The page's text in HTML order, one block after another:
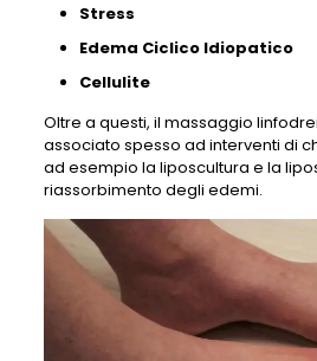
Stress
Edema Ciclico Idiopatico
Cellulite
Oltre a questi, il massaggio
associato spesso ad interventi di
ad esempio la liposcultura e la
riassorbimento degli edemi.